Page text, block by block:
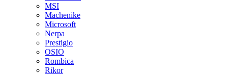
MSI
Machenike
Microsoft
Nerpa
Prestigio
OSIO
Rombica
Rikor